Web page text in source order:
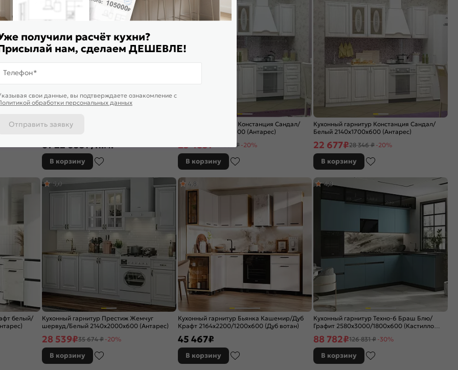
Прага-07
1490x600
Модульный кухонный гарнитур Ницца-02
от22 655₽/п.м.
В корзину
Кухонный гарнитур Констанция Сандал/
Белый 2140x1800x600 (Антарес)
23 483₽ 29 354 ₽ -20%
В корзину
Кухонный гарнитур Констанция Сандал/
Белый 2140x1700x600 (Антарес)
22 677₽28 346 ₽ -20%
В корзину
белый/
Кухонный гарнитур Престиж Жемчуг
шервуд/Белый 2140x2000x600 (Антарес)
5,0
28 539₽35 674 ₽ -20%
В корзину
Кухонный гарнитур Бьянка Кашемир/Дуб
Крафт 2164x2200/1200x600 (Дуб вотан)
4,8
45 467₽
В корзину
Кухонный гарнитур Техно-6 Браш Блю/
Графит 2580x3000/1800x600 (Кастилло
4,8
88 782₽126 831 ₽ -30%
В корзину
получили расчёт кухни?
нам, сделаем ДЕШЕВЛЕ!
Телефон*
свои данные, вы подтверждаете ознакомление c
обработки персональных данных
Отправить заявку